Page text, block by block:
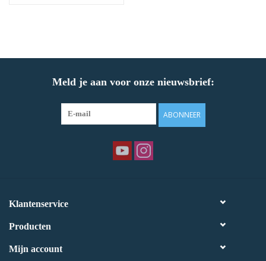
Meld je aan voor onze nieuwsbrief:
ABONNEER
Klantenservice
Producten
Mijn account